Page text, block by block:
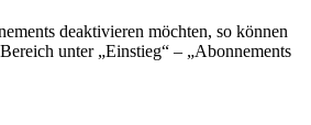
deaktivieren möchten, so können
unter „Einstieg“ – „Abonnements